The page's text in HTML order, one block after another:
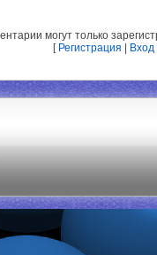
могут только
[ Регистрация Вход